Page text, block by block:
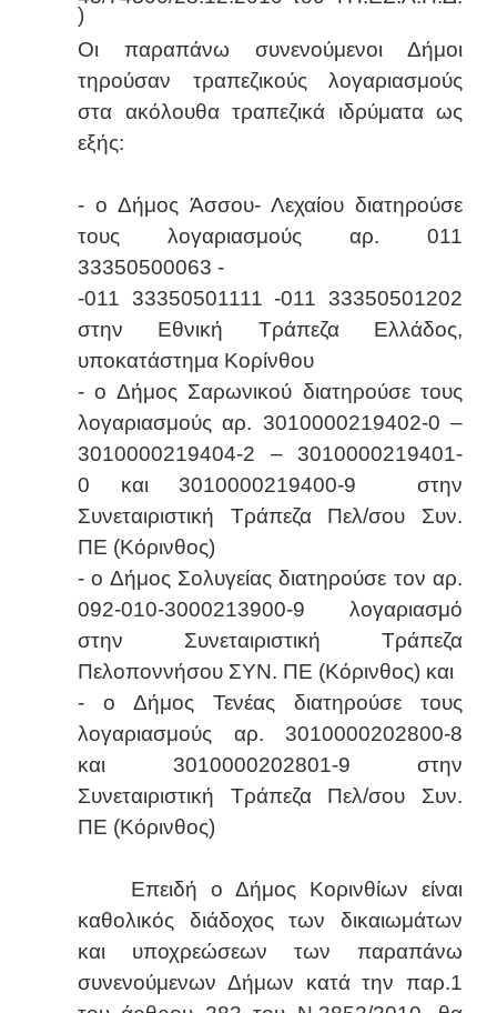
)
Οι παραπάνω συνενούμενοι Δήμοι
τηρούσαν τραπεζικούς λογαριασμούς
στα ακόλουθα τραπεζικά ιδρύματα ως
εξής:
- ο Δήμος Άσσου- Λεχαίου διατηρούσε
τους λογαριασμούς αρ. 011
33350500063 -
-011 33350501111 -011 33350501202
στην Εθνική Τράπεζα Ελλάδος,
υποκατάστημα Κορίνθου
- ο Δήμος Σαρωνικού διατηρούσε τους
λογαριασμούς αρ. 3010000219402-0 –
3010000219404-2 – 3010000219401-
0 και 3010000219400-9 στην
Συνεταιριστική Τράπεζα Πελ/σου Συν.
ΠΕ (Κόρινθος)
- ο Δήμος Σολυγείας διατηρούσε τον αρ.
092-010-3000213900-9 λογαριασμό
στην Συνεταιριστική Τράπεζα
Πελοποννήσου ΣΥΝ. ΠΕ (Κόρινθος) και
- ο Δήμος Τενέας διατηρούσε τους
λογαριασμούς αρ. 3010000202800-8
και 3010000202801-9 στην
Συνεταιριστική Τράπεζα Πελ/σου Συν.
ΠΕ (Κόρινθος)
Επειδή ο Δήμος Κορινθίων είναι
καθολικός διάδοχος των δικαιωμάτων
και υποχρεώσεων των παραπάνω
συνενούμενων Δήμων κατά την παρ.1